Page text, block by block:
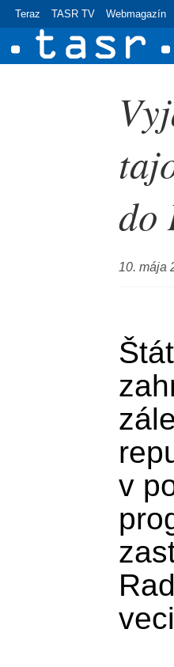
Teraz TASR TV Webmagazín
do
10. mája
v